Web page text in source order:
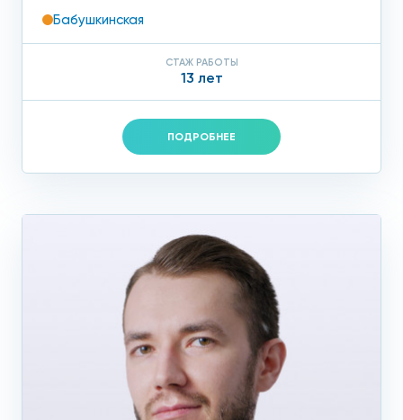
Бабушкинская
СТАЖ РАБОТЫ
13 лет
ПОДРОБНЕЕ